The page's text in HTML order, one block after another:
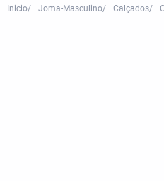
Joma-Masculino Calçados